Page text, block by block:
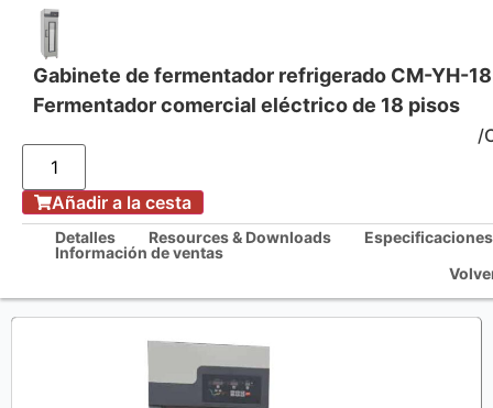
Casa /
Gabinete de fermentador refrigerado CM-YH-18DP-LC Fermentador
comercial eléctrico de 18 pisos
Gabinete de fermentador refrigerado CM-YH-
Fermentador comercial eléctrico de 18 pisos
/
Añadir a la cesta
Detalles Resources & Downloads
Especificaciones
Información de ventas